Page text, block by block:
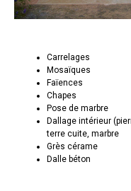
Carrelages
Mosaïques
Faïences
Chapes
Pose de marbre
Dallage intérieur
terre cuite, marbre
Grès cérame
Dalle béton